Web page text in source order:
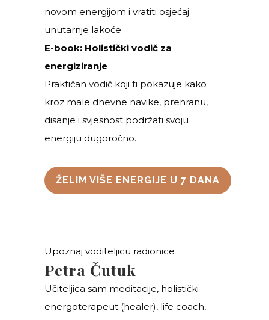
novom energijom i vratiti osjećaj
unutarnje lakoće.
E-book: Holistički vodič za
energiziranje
Praktičan vodič koji ti pokazuje kako
kroz male dnevne navike, prehranu,
disanje i svjesnost podržati svoju
energiju dugoročno.
ŽELIM VIŠE ENERGIJE U 7 DANA
Upoznaj voditeljicu radionice
Petra Čutuk
Učiteljica sam meditacije, holistički
energoterapeut (healer), life coach,